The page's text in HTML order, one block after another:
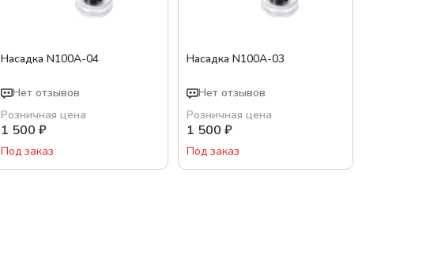
Насадка N100A-04
Нет отзывов
Розничная цена
1 500 ₽
Под заказ
Насадка N100A-03
Нет отзывов
Розничная цена
1 500 ₽
Под заказ